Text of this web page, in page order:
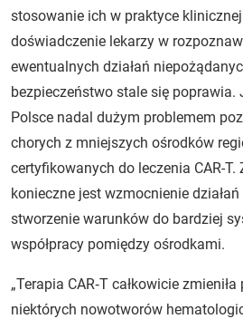
stosowanie ich w praktyce
doświadczenie lekarzy w
ewentualnych działań
bezpieczeństwo stale się
Polsce nadal dużym problemem
chorych z mniejszych ośrodków
certyfikowanych do leczenia CAR-
konieczne jest wzmocnienie
stworzenie warunków do bardziej
współpracy pomiędzy ośrodkami.
„Terapia CAR‑T całkowicie
niektórych nowotworów